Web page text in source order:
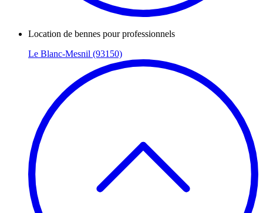
Location de bennes pour professionnels
Le Blanc-Mesnil (93150)